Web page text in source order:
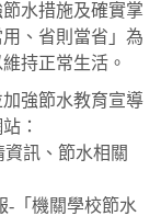
水措施及確實掌
、省則當省」為
持正常生活。
強節水教育宣導
：
資訊、節水相關
- 「機關學校節水